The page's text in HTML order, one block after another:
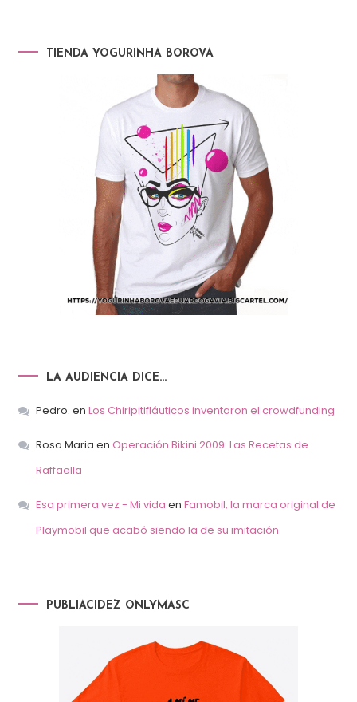
TIENDA YOGURINHA BOROVA
LA AUDIENCIA DICE…
Pedro. en Los Chiripitifláuticos inventaron el crowdfunding
Rosa Maria en Operación Bikini 2009: Las Recetas de
Raffaella
Esa primera vez - Mi vida en Famobil, la marca original de
Playmobil que acabó siendo la de su imitación
PUBLIACIDEZ ONLYMASC